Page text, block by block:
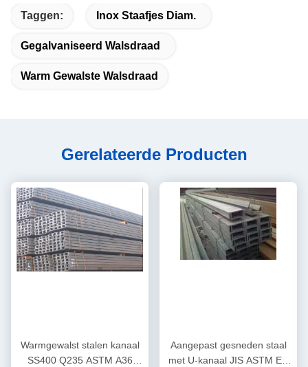
Taggen: Inox Staafjes Diam.
Gegalvaniseerd Walsdraad
Warm Gewalste Walsdraad
Gerelateerde Producten
Warmgewalst stalen kanaal
SS400 Q235 ASTM A36
Aangepast gesneden staal
met U-kanaal JIS ASTM EN